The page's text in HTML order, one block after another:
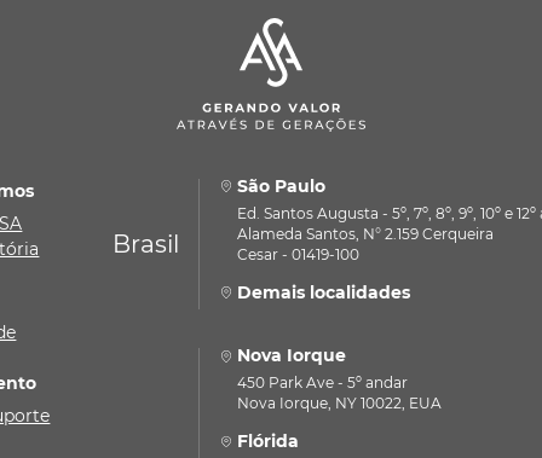
Brasil
São Paulo
Ed. Santos Augusta - 5º, 7º, 8º, 9º, 10º e
Alameda Santos, N° 2.159 Cerqueira
Cesar - 01419-100
Demais localidades
Nova Iorque
450 Park Ave - 5º andar
Nova Iorque, NY 10022, EUA
Flórida